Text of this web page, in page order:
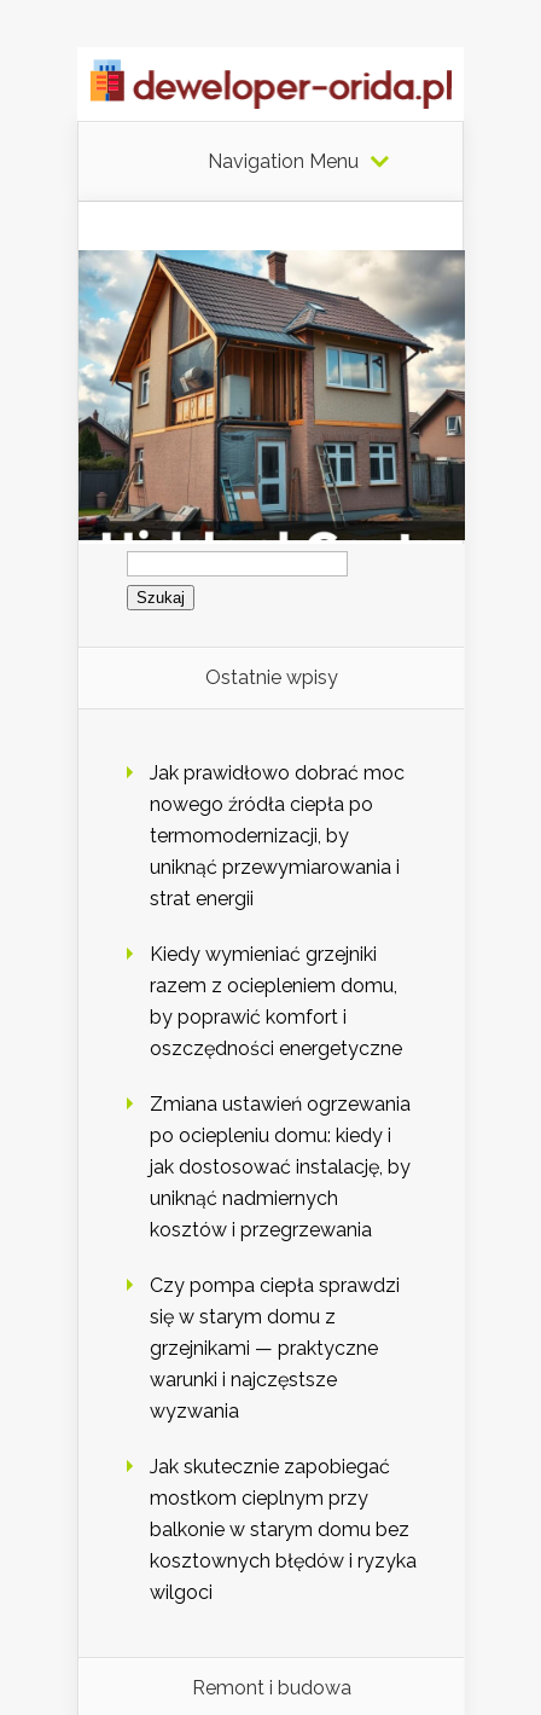
Navigation Menu
Szukaj:
Ostatnie wpisy
Jak prawidłowo dobrać moc
nowego źródła ciepła po
termomodernizacji, by
uniknąć przewymiarowania i
strat energii
Kiedy wymieniać grzejniki
razem z ociepleniem domu,
by poprawić komfort i
oszczędności energetyczne
Zmiana ustawień ogrzewania
po ociepleniu domu: kiedy i
jak dostosować instalację, by
uniknąć nadmiernych
kosztów i przegrzewania
Czy pompa ciepła sprawdzi
się w starym domu z
grzejnikami — praktyczne
warunki i najczęstsze
wyzwania
Jak skutecznie zapobiegać
mostkom cieplnym przy
balkonie w starym domu bez
kosztownych błędów i ryzyka
wilgoci
Remont i budowa